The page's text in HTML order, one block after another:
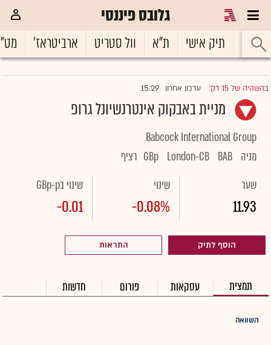
גלובס פיננסי
ראשי תיק אישי ת"א וול סטריט ארביטראז'
בהשהיה של 15 דק' |עדכון אחרון 15:29
מניית באבקוק אינטרנשיונל גרופ
Babcock International Group
מניה BAB
London-CB
GBp רציף
שער
11.93
שינוי
-0.08%
שינוי בGBp-p
-0.01
הוסף לתיק התראות
תמצית עסקאות פורום חדשות
השוואה